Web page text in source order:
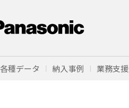
各種データ 納入事例 業務支援